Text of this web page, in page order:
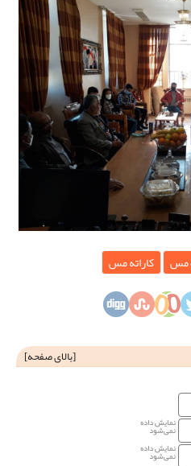
مس کاراته مس
[بالای صفحه]
نمایش داده
نمی‌شود
نمایش داده
نمی‌شود